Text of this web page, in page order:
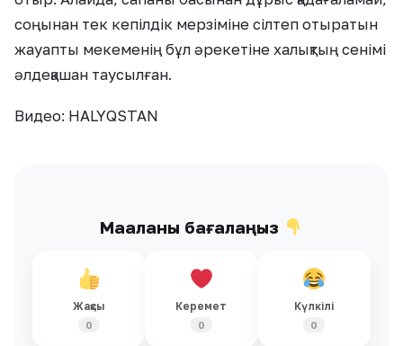
соңынан тек кепілдік мерзіміне сілтеп отыратын
жауапты мекеменің бұл әрекетіне халықтың сенімі
әлдеқашан таусылған.
Видео: HALYQSTAN
Мақаланы бағалаңыз
Жақсы
0
Керемет
0
Күлкілі
0